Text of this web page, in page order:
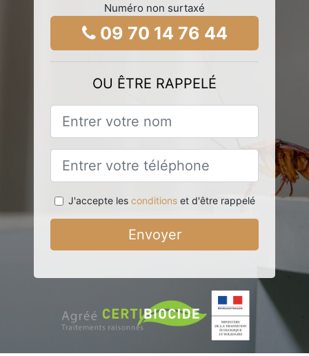
Numéro non surtaxé
09 70 14 76 44
OU ÊTRE RAPPELÉ
J'accepte les conditionset d'être rappelé
Envoyer